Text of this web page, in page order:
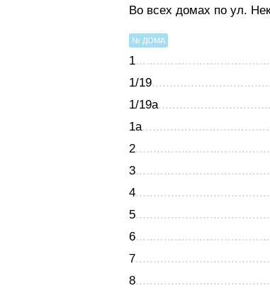
Во всех домах по ул.
№ ДОМА
1
1/19
1/19а
1а
2
3
4
5
6
7
8